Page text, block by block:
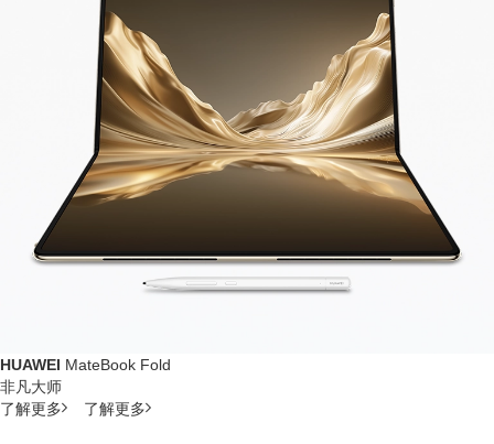
HUAWEI MateBook Fold
非凡大师
了解更多
了解更多